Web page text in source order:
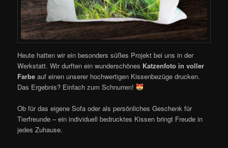
Heute hatten wir ein besonders süßes Projekt bei uns in der
Werkstatt. Wir durften ein wunderschönes Katzenfoto in voller
Farbe auf einen unserer hochwertigen Kissenbezüge drucken.
Das Ergebnis? Einfach zum Schnurren!
Ob für das eigene Sofa oder als persönliches Geschenk für
Tierfreunde – ein individuell bedrucktes Kissen bringt Freude in
jedes Zuhause.